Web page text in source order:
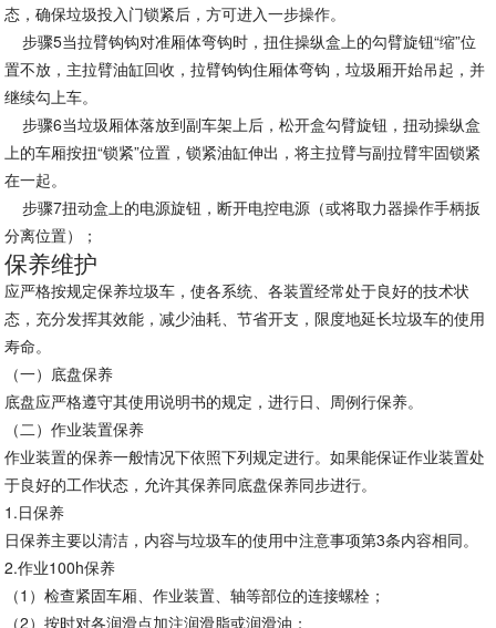
态，确保垃圾投入门锁紧后，方可进入一步操作。
步骤5当拉臂钩钩对准厢体弯钩时，扭住操纵盒上的勾臂旋钮“缩”位
置不放，主拉臂油缸回收，拉臂钩钩住厢体弯钩，垃圾厢开始吊起，并
继续勾上车。
步骤6当垃圾厢体落放到副车架上后，松开盒勾臂旋钮，扭动操纵盒
上的车厢按扭“锁紧”位置，锁紧油缸伸出，将主拉臂与副拉臂牢固锁紧
在一起。
步骤7扭动盒上的电源旋钮，断开电控电源（或将取力器操作手柄扳
分离位置）；
保养维护
应严格按规定保养垃圾车，使各系统、各装置经常处于良好的技术状
态，充分发挥其效能，减少油耗、节省开支，限度地延长垃圾车的使用
寿命。
（一）底盘保养
底盘应严格遵守其使用说明书的规定，进行日、周例行保养。
（二）作业装置保养
作业装置的保养一般情况下依照下列规定进行。如果能保证作业装置处
于良好的工作状态，允许其保养同底盘保养同步进行。
1.日保养
日保养主要以清洁，内容与垃圾车的使用中注意事项第3条内容相同。
2.作业100h保养
（1）检查紧固车厢、作业装置、轴等部位的连接螺栓；
（2）按时对各润滑点加注润滑脂或润滑油；